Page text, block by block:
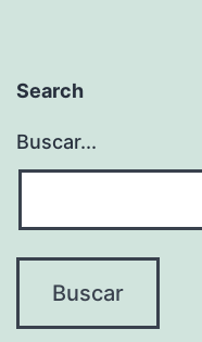
Search
Buscar...